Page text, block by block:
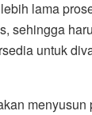
lama
sehingga
untuk
menyusun